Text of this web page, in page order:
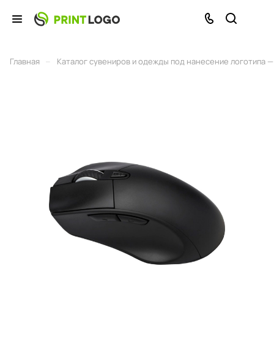
Главная Каталог сувениров и одежды под нанесение логотипа